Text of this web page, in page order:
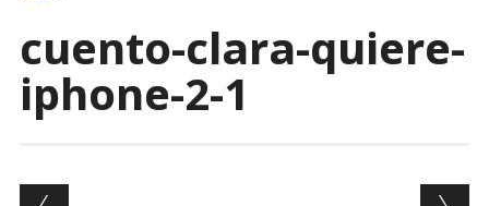
cuento-clara-quiere-
iphone-2-1